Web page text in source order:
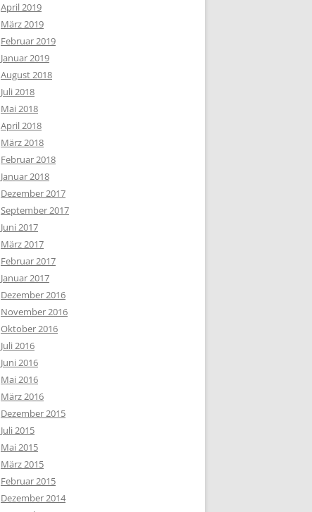
April 2019
März 2019
Februar 2019
Januar 2019
August 2018
Juli 2018
Mai 2018
April 2018
März 2018
Februar 2018
Januar 2018
Dezember 2017
September 2017
Juni 2017
März 2017
Februar 2017
Januar 2017
Dezember 2016
November 2016
Oktober 2016
Juli 2016
Juni 2016
Mai 2016
März 2016
Dezember 2015
Juli 2015
Mai 2015
März 2015
Februar 2015
Dezember 2014